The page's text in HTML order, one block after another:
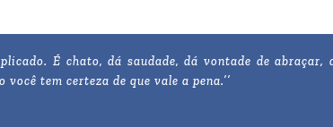
É chato, dá saudade, dá vontade de abraçar,
tem certeza de que vale a pena.’’